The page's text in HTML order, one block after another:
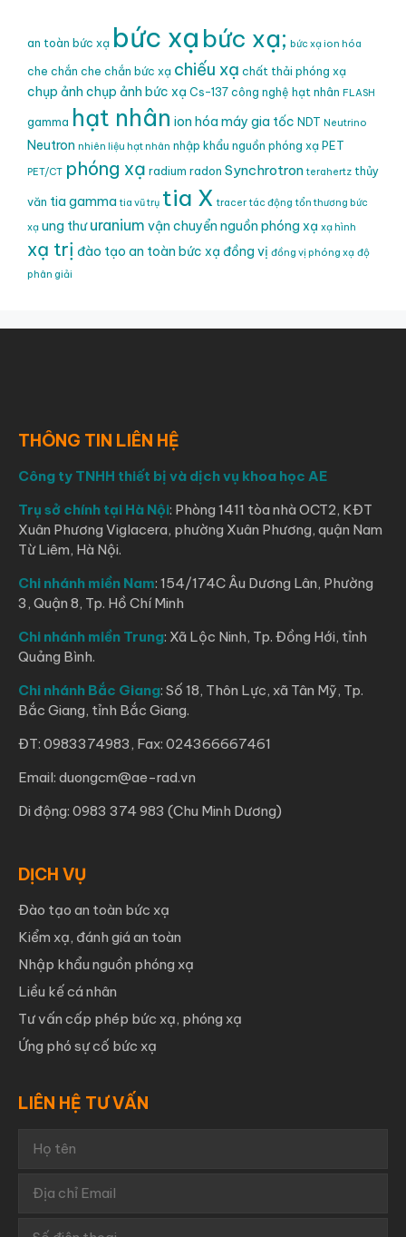
an toàn bức xạ bức xạ bức xạ; bức xạ ion hóa
che chắn che chắn bức xạ chiếu xạ chất thải phóng xạ
chụp ảnh chụp ảnh bức xạ Cs-137 công nghệ hạt nhân FLASH
gamma hạt nhân ion hóa máy gia tốc NDT Neutrino
Neutron nhiên liệu hạt nhân nhập khẩu nguồn phóng xạ PET
PET/CT phóng xạ radium radon Synchrotron terahertz thủy
văn tia gamma tia vũ trụ tia X tracer tác động tổn thương bức
xạ ung thư uranium vận chuyển nguồn phóng xạ xạ hình
xạ trị đào tạo an toàn bức xạ đồng vị đồng vị phóng xạ độ
phân giải
THÔNG TIN LIÊN HỆ
Công ty TNHH thiết bị và dịch vụ khoa học AE
Trụ sở chính tại Hà Nội: Phòng 1411 tòa nhà OCT2, KĐT
Xuân Phương Viglacera, phường Xuân Phương, quận Nam
Từ Liêm, Hà Nội.
Chi nhánh miền Nam: 154/174C Âu Dương Lân, Phường
3, Quận 8, Tp. Hồ Chí Minh
Chi nhánh miền Trung: Xã Lộc Ninh, Tp. Đồng Hới, tỉnh
Quảng Bình.
Chi nhánh Bắc Giang: Số 18, Thôn Lực, xã Tân Mỹ, Tp.
Bắc Giang, tỉnh Bắc Giang.
ĐT: 0983374983, Fax: 024366667461
Email: duongcm@ae-rad.vn
Di động: 0983 374 983 (Chu Minh Dương)
DỊCH VỤ
Đào tạo an toàn bức xạ
Kiểm xạ, đánh giá an toàn
Nhập khẩu nguồn phóng xạ
Liều kế cá nhân
Tư vấn cấp phép bức xạ, phóng xạ
Ứng phó sự cố bức xạ
LIÊN HỆ TƯ VẤN